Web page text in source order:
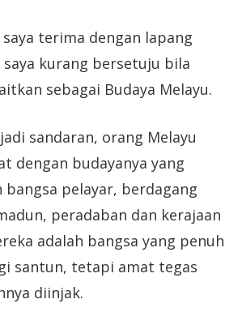
terima dengan lapang
saya kurang bersetuju bila
sebagai Budaya Melayu.
sandaran, orang Melayu
dengan budayanya yang
bangsa pelayar, berdagang
peradaban dan kerajaan
adalah bangsa yang penuh
santun, tetapi amat tegas
diinjak.